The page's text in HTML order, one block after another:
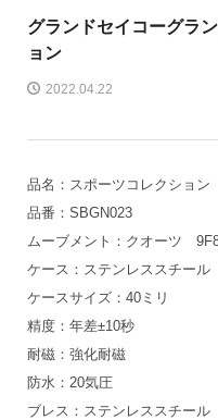
グランドセイコーグラ
ョン
2022.04.22
品名：スポーツコレクション
品番：SBGN023
ムーブメント：クオーツ
ケース：ステンレススチール
ケースサイズ：40ミリ
精度：年差±10秒
耐磁：強化耐磁
防水：20気圧
ブレス：ステンレススチール